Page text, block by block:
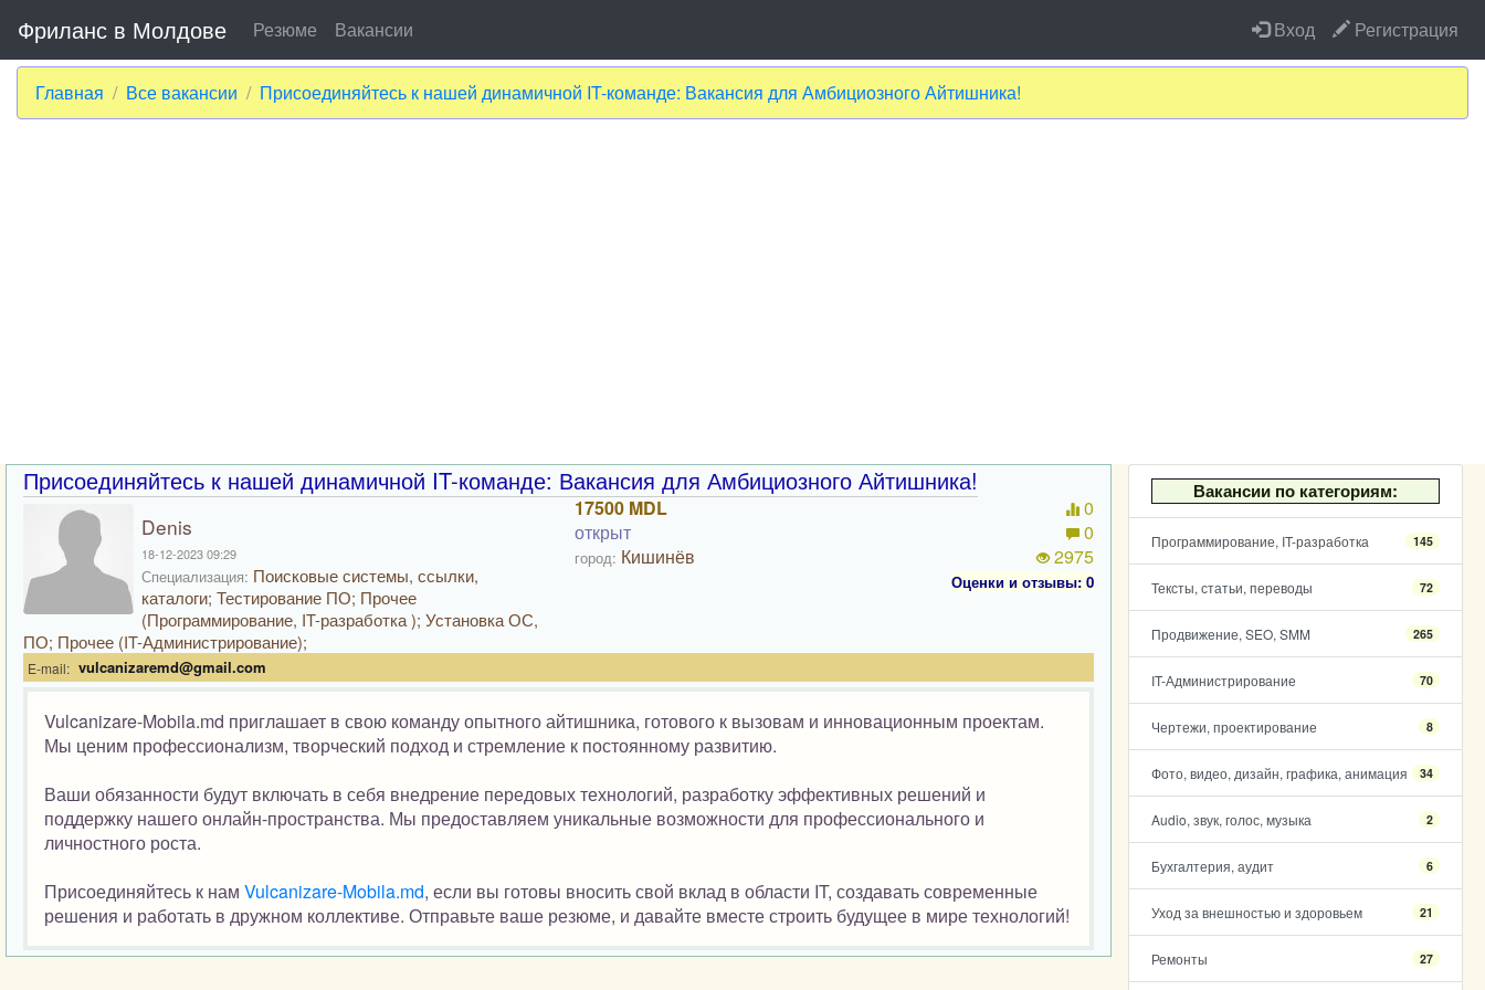
Фриланс в Молдове Резюме Вакансии Вход Регистрация
Главная Все вакансии Присоединяйтесь к нашей динамичной IT-команде: Вакансия для Амбициозного Айтишника!
Вакансии по категориям:
Программирование, IT-разработка 145
Тексты, статьи, переводы 72
Продвижение, SEO, SMM 265
IT-Администрирование 70
Чертежи, проектирование 8
Фото, видео, дизайн, графика, анимация 34
Audio, звук, голос, музыка 2
Бухгалтерия, аудит 6
Уход за внешностью и здоровьем 21
Ремонты 27
Присоединяйтесь к нашей динамичной IT-команде: Вакансия для Амбициозного Айтишника!
Denis
18-12-2023 09:29
Специализация: Поисковые системы, ссылки,
каталоги; Тестирование ПО; Прочее
(Программирование, IT-разработка ); Установка ОС,
ПО; Прочее (IT-Администрирование);
17500 MDL
открыт
город: Кишинёв
0
0
2975
Оценки и отзывы: 0
E-mail: vulcanizaremd@gmail.com
Vulcanizare-Mobila.md приглашает в свою команду опытного айтишника, готового к вызовам и инновационным проектам.
Мы ценим профессионализм, творческий подход и стремление к постоянному развитию.
Ваши обязанности будут включать в себя внедрение передовых технологий, разработку эффективных решений и
поддержку нашего онлайн-пространства. Мы предоставляем уникальные возможности для профессионального и
личностного роста.
Присоединяйтесь к нам Vulcanizare-Mobila.md, если вы готовы вносить свой вклад в области IT, создавать современные
решения и работать в дружном коллективе. Отправьте ваше резюме, и давайте вместе строить будущее в мире технологий!